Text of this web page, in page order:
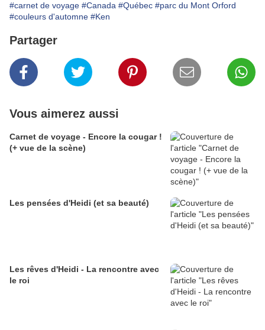
#carnet de voyage #Canada #Québec #parc du Mont Orford
#couleurs d'automne #Ken
Partager
Vous aimerez aussi
Carnet de voyage - Encore la cougar !
(+ vue de la scène)
Les pensées d'Heidi (et sa beauté)
Les rêves d'Heidi - La rencontre avec
le roi